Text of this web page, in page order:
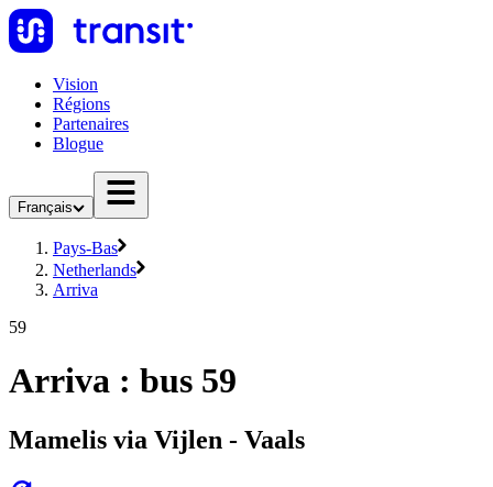
Vision
Régions
Partenaires
Blogue
Français
Pays-Bas
Netherlands
Arriva
59
Arriva : bus 59
Mamelis via Vijlen - Vaals